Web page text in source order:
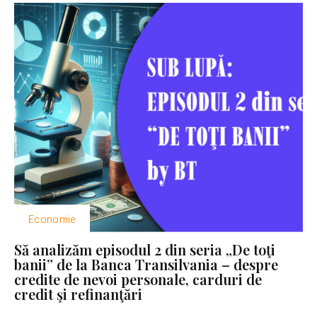
Economie
Să analizăm episodul 2 din seria „De toţi
banii” de la Banca Transilvania – despre
credite de nevoi personale, carduri de
credit şi refinanţări